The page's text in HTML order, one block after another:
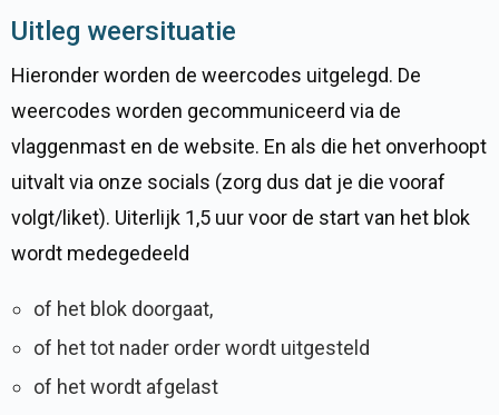
Uitleg weersituatie
Hieronder worden de weercodes uitgelegd. De
weercodes worden gecommuniceerd via de
vlaggenmast en de website. En als die het onverhoopt
uitvalt via onze socials (zorg dus dat je die vooraf
volgt/liket). Uiterlijk 1,5 uur voor de start van het blok
wordt medegedeeld
of het blok doorgaat,
of het tot nader order wordt uitgesteld
of het wordt afgelast